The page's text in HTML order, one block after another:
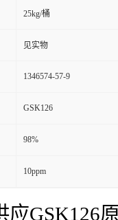
25kg/桶
见实物
1346574-57-9
GSK126
98%
10ppm
GSK126